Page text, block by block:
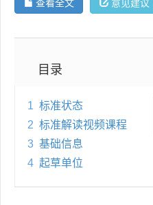
目录
1 标准状态
2 标准解读视频课程
3 基础信息
4 起草单位